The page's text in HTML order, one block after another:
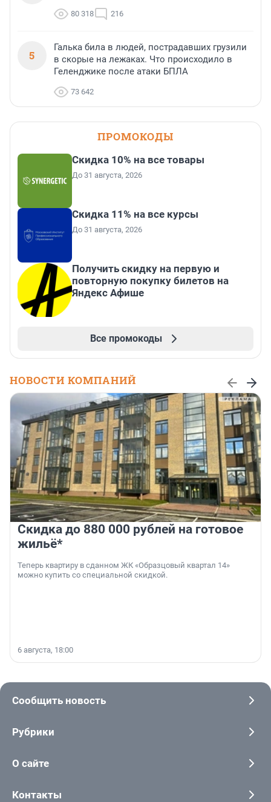
80 318 216
5
Галька била в людей, пострадавших грузили
в скорые на лежаках. Что происходило в
Геленджике после атаки БПЛА
73 642
ПРОМОКОДЫ
Скидка 10% на все товары
До 31 августа, 2026
Скидка 11% на все курсы
До 31 августа, 2026
Получить скидку на первую и
повторную покупку билетов на
Яндекс Афише
Все промокоды
НОВОСТИ КОМПАНИЙ
Скидка до 880 000 рублей на готовое
жильё*
Теперь квартиру в сданном ЖК «Образцовый квартал 14»
можно купить со специальной скидкой.
6 августа, 18:00
Сообщить новость
Рубрики
О сайте
Контакты